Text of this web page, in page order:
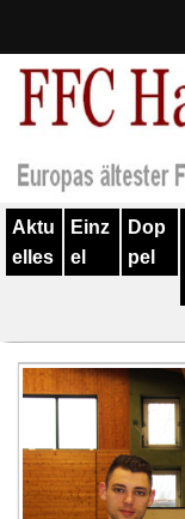
Termine
Verein
Geschichte
Training
Spieler
Kontakt
Links
Aktu
elles
Einz
el
Dop
pel